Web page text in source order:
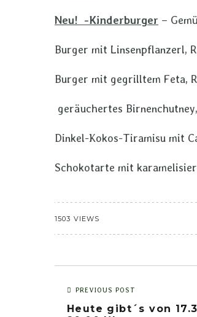
Neu! -Kinderburger –
Burger mit Linsenpflanzerl,
Burger mit gegrilltem Feta,
geräuchertes
Dinkel-Kokos-Tiramisu mit
Schokotarte mit
1503 VIEWS
PREVIOUS POST
Heute gibt´s von